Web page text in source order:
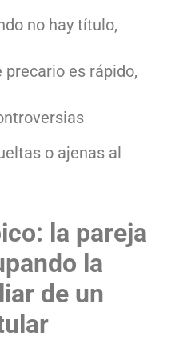
no hay título,
es rápido,
o ajenas al
la pareja
la
de un